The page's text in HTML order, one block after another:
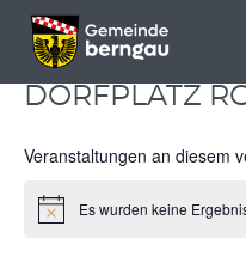
Menü überspringen
Menü überspringen
DORFPLATZ
Veranstaltungen an diesem
HinweisEs wurden keine